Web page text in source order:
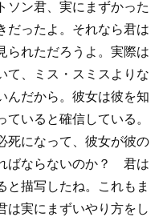
ソン君、実にまずかった
だったよ。それなら君は
られただろうよ。実際は
て、ミス・スミスよりな
んだから。彼女は彼を知
いると確信している。
死になって、彼女が彼の
ばならないのか？ 君は
と描写したね。これもま
は実にまずいやり方をし